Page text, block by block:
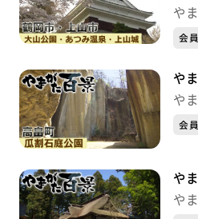
や
会
や
や
会
や
や